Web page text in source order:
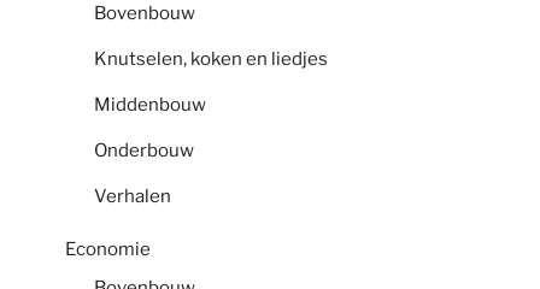
Bovenbouw
Knutselen, koken en liedjes
Middenbouw
Onderbouw
Verhalen
Economie